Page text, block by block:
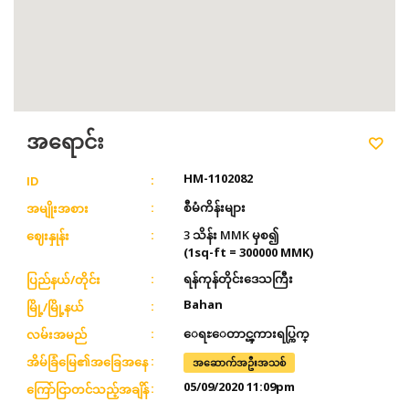
အရောင်း
ID HM-1102082
အမျိုးအစား
စီမံကိန်းများ
ဈေးနှုန်း
3 သိန်း MMK မှစ၍
(1sq-ft = 300000 MMK)
ပြည်နယ်/တိုင်း
ရန်ကုန်တိုင်းဒေသကြီး
မြို့/မြို့နယ်
Bahan
လမ်းအမည် ေရႊေတာင္ၾကားရပ္ကြက္
အိမ်ခြံမြေ၏အခြေအနေ အဆောက်အဦးအသစ်
ကြော်ငြာတင်သည့်အချိန် 05/09/2020 11:09pm